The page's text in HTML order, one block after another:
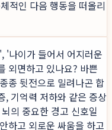
적인 다음 행동을 떠올리
'나이가 들어서 어지러운
외면하고 있나요? 바쁜
종 뒷전으로 밀려나곤 합
, 기억력 저하와 같은 증상
의 중요한 경고 신호일
하고 외로운 싸움을 하고